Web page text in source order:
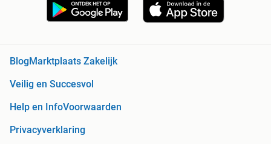
Blog Marktplaats Zakelijk
Veilig en Succesvol
Help en InfoVoorwaarden
Privacyverklaring